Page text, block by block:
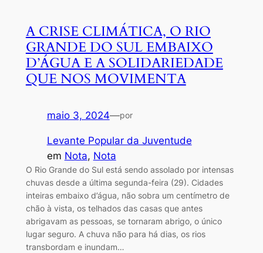
A CRISE CLIMÁTICA, O RIO
GRANDE DO SUL EMBAIXO
D’ÁGUA E A SOLIDARIEDADE
QUE NOS MOVIMENTA
maio 3, 2024—por
Levante Popular da Juventude
em Nota, Nota
O Rio Grande do Sul está sendo assolado por intensas
chuvas desde a última segunda-feira (29). Cidades
inteiras embaixo d’água, não sobra um centímetro de
chão à vista, os telhados das casas que antes
abrigavam as pessoas, se tornaram abrigo, o único
lugar seguro. A chuva não para há dias, os rios
transbordam e inundam…